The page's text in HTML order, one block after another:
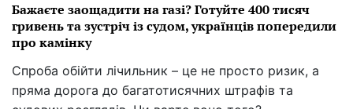
Бажаєте заощадити на газі? Готуйте 400 тисяч
гривень та зустріч із судом, українців попередили
про камінку
Спроба обійти лічильник – це не просто ризик, а
пряма дорога до багатотисячних штрафів та